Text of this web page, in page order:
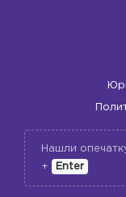
Нашли
+
Enter